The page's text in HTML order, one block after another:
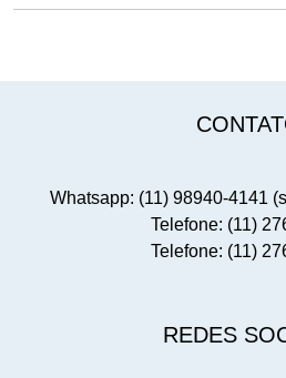
Whatsapp: (11) 98940-4141
Telefone: (11)
Telefone: (11)
REDES